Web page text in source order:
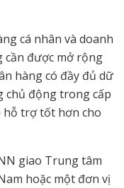
cá nhân và doanh
cần được mở rộng
hàng có đầy đủ dữ
chủ động trong cấp
hỗ trợ tốt hơn cho
giao Trung tâm
hoặc một đơn vị